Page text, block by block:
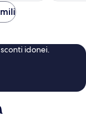
108 €
idonei.